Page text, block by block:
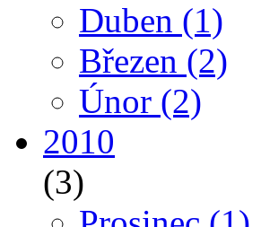
Duben (1)
Březen (2)
Únor (2)
2010
(3)